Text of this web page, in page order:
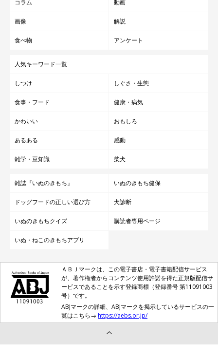
コラム 動画
画像 解説
食べ物 アンケート
人気キーワード一覧
しつけ しぐさ・生態
食事・フード 健康・病気
かわいい おもしろ
あるある 感動
雑学・豆知識 柴犬
雑誌『いぬのきもち』 いぬのきもち健保
ドッグフードの正しい選び方 犬診断
いぬのきもちクイズ 購読者専用ページ
いぬ・ねこのきもちアプリ
ＡＢＪマークは、この電子書店・電子書籍配信サービス
が、著作権者からコンテンツ使用許諾を得た正規版配信サ
ービスであることを示す登録商標（登録番号 第11091003
号）です。
ABJマークの詳細、ABJマークを掲示しているサービスの一
覧はこちら→ https://aebs.or.jp/